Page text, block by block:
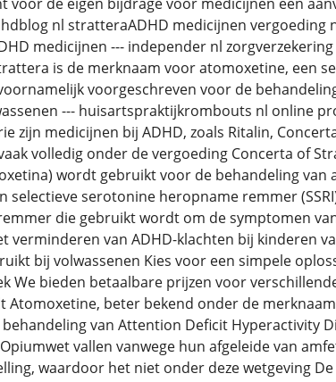
nl stratteraADHD medicijnen vergoeding
medicijnen --- independer nl
is de merknaam voor atomoxetine, een
voorgeschreven voor de
--- huisartspraktijkrombouts nl online
zijn medicijnen bij ADHD, zoals Ritalin,
volledig onder de vergoeding Concerta of
wordt gebruikt voor de behandeling
selectieve serotonine heropname remmer
die gebruikt wordt om de symptomen
verminderen van ADHD-klachten bij kinderen
bij volwassenen Kies voor een simpele
We bieden betaalbare prijzen voor
Atomoxetine, beter bekend onder de
van Attention Deficit Hyperactivity
vallen vanwege hun afgeleide van
waardoor het niet onder deze wetgeving